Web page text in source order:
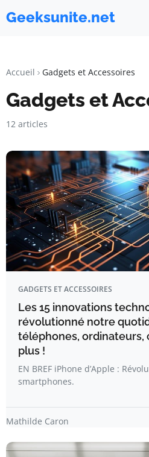
Geeksunite.net
Accueil Gadgets et Accessoires
Gadgets et
12 articles
GADGETS ET ACCESSOIRES
Les 15 innovations
révolutionné notre
téléphones, ordinateurs,
plus !
EN BREF iPhone d’Apple :
smartphones.
Mathilde Caron